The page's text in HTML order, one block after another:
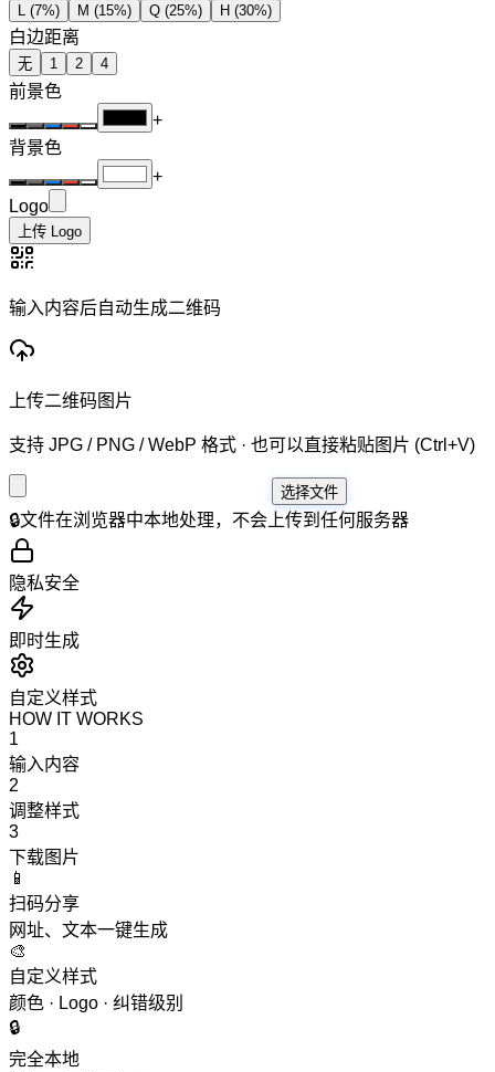
L (7%) M (15%) Q (25%) H (30%)
白边距离
无 1 2 4
前景色
+
背景色
+
Logo
上传 Logo
输入内容后自动生成二维码
上传二维码图片
支持 JPG / PNG / WebP 格式 · 也可以直接粘贴图片 (Ctrl+V)
选择文件
🔒文件在浏览器中本地处理，不会上传到任何服务器
隐私安全
即时生成
自定义样式
HOW IT WORKS
1
输入内容
2
调整样式
3
下载图片
📱
扫码分享
网址、文本一键生成
🎨
自定义样式
颜色 · Logo · 纠错级别
🔒
完全本地